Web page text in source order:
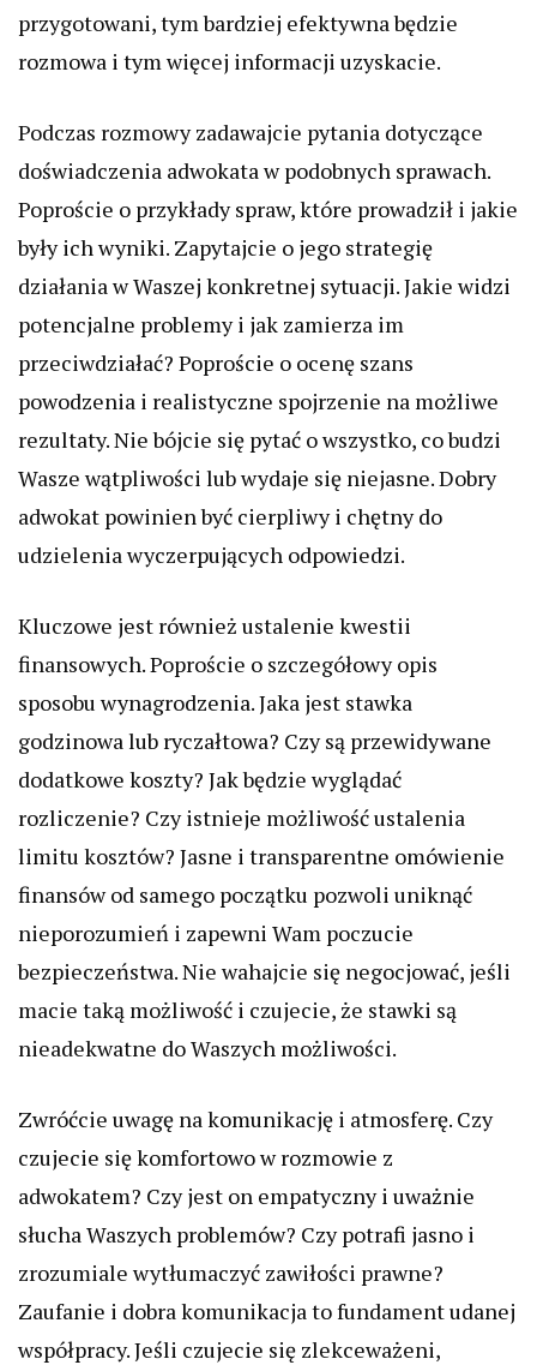
przygotowani, tym bardziej efektywna będzie
rozmowa i tym więcej informacji uzyskacie.
Podczas rozmowy zadawajcie pytania dotyczące
doświadczenia adwokata w podobnych sprawach.
Poproście o przykłady spraw, które prowadził i jakie
były ich wyniki. Zapytajcie o jego strategię
działania w Waszej konkretnej sytuacji. Jakie widzi
potencjalne problemy i jak zamierza im
przeciwdziałać? Poproście o ocenę szans
powodzenia i realistyczne spojrzenie na możliwe
rezultaty. Nie bójcie się pytać o wszystko, co budzi
Wasze wątpliwości lub wydaje się niejasne. Dobry
adwokat powinien być cierpliwy i chętny do
udzielenia wyczerpujących odpowiedzi.
Kluczowe jest również ustalenie kwestii
finansowych. Poproście o szczegółowy opis
sposobu wynagrodzenia. Jaka jest stawka
godzinowa lub ryczałtowa? Czy są przewidywane
dodatkowe koszty? Jak będzie wyglądać
rozliczenie? Czy istnieje możliwość ustalenia
limitu kosztów? Jasne i transparentne omówienie
finansów od samego początku pozwoli uniknąć
nieporozumień i zapewni Wam poczucie
bezpieczeństwa. Nie wahajcie się negocjować, jeśli
macie taką możliwość i czujecie, że stawki są
nieadekwatne do Waszych możliwości.
Zwróćcie uwagę na komunikację i atmosferę. Czy
czujecie się komfortowo w rozmowie z
adwokatem? Czy jest on empatyczny i uważnie
słucha Waszych problemów? Czy potrafi jasno i
zrozumiale wytłumaczyć zawiłości prawne?
Zaufanie i dobra komunikacja to fundament udanej
współpracy. Jeśli czujecie się zlekceważeni,